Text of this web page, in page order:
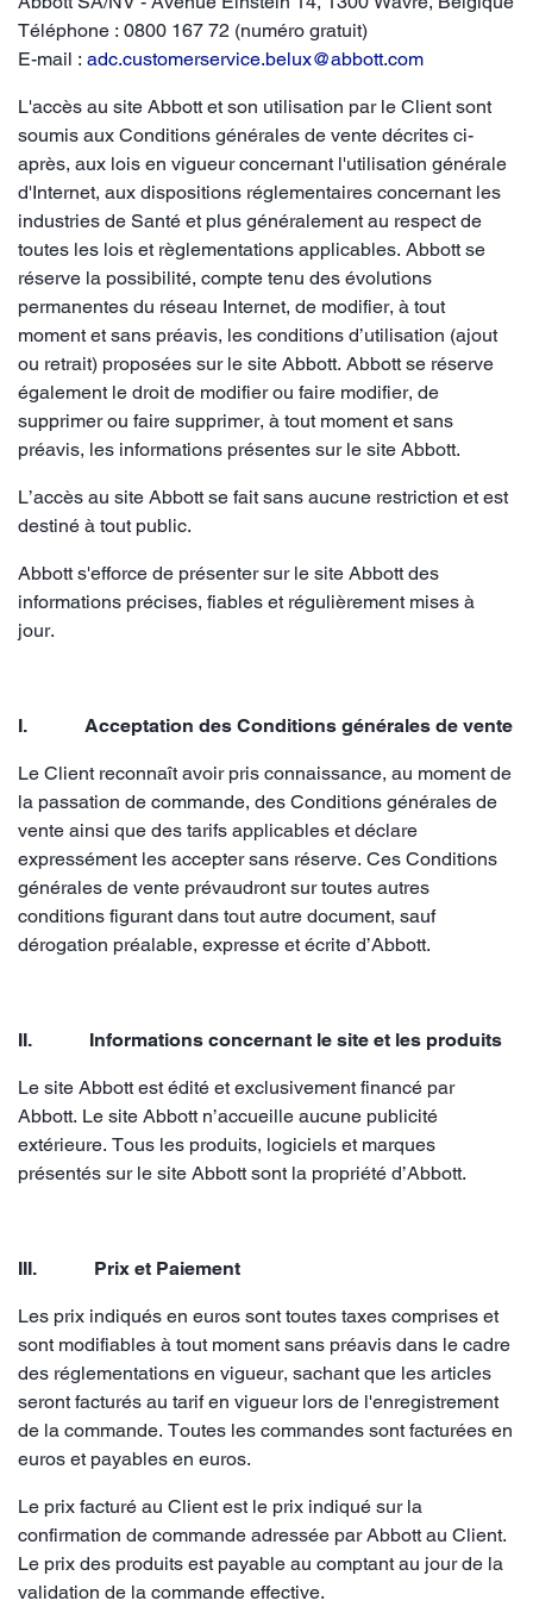
Téléphone : 0800 167 72 (numéro gratuit)
E-mail : adc.customerservice.belux@abbott.com
L'accès au site Abbott et son utilisation par le Client sont
soumis aux Conditions générales de vente décrites ci-
après, aux lois en vigueur concernant l'utilisation générale
d'Internet, aux dispositions réglementaires concernant les
industries de Santé et plus généralement au respect de
toutes les lois et règlementations applicables. Abbott se
réserve la possibilité, compte tenu des évolutions
permanentes du réseau Internet, de modifier, à tout
moment et sans préavis, les conditions d’utilisation (ajout
ou retrait) proposées sur le site Abbott. Abbott se réserve
également le droit de modifier ou faire modifier, de
supprimer ou faire supprimer, à tout moment et sans
préavis, les informations présentes sur le site Abbott.
L’accès au site Abbott se fait sans aucune restriction et est
destiné à tout public.
Abbott s'efforce de présenter sur le site Abbott des
informations précises, fiables et régulièrement mises à
jour.
I. Acceptation des Conditions générales de vente
Le Client reconnaît avoir pris connaissance, au moment de
la passation de commande, des Conditions générales de
vente ainsi que des tarifs applicables et déclare
expressément les accepter sans réserve. Ces Conditions
générales de vente prévaudront sur toutes autres
conditions figurant dans tout autre document, sauf
dérogation préalable, expresse et écrite d’Abbott.
II. Informations concernant le site et les produits
Le site Abbott est édité et exclusivement financé par
Abbott. Le site Abbott n’accueille aucune publicité
extérieure. Tous les produits, logiciels et marques
présentés sur le site Abbott sont la propriété d’Abbott.
III. Prix et Paiement
Les prix indiqués en euros sont toutes taxes comprises et
sont modifiables à tout moment sans préavis dans le cadre
des réglementations en vigueur, sachant que les articles
seront facturés au tarif en vigueur lors de l'enregistrement
de la commande. Toutes les commandes sont facturées en
euros et payables en euros.
Le prix facturé au Client est le prix indiqué sur la
confirmation de commande adressée par Abbott au Client.
Le prix des produits est payable au comptant au jour de la
validation de la commande effective.